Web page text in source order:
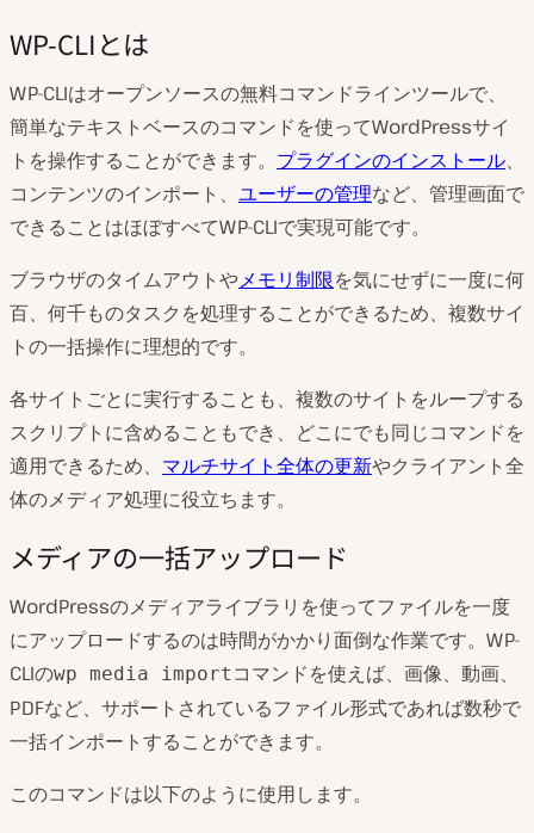
WP-CLIとは
WP-CLIはオープンソースの無料コマンドラインツールで、
簡単なテキストベースのコマンドを使ってWordPressサイ
トを操作することができます。 プラグインのインストール、
コンテンツのインポート、 ユーザーの管理など、管理画面で
できることはほぼすべてWP-CLIで実現可能です。
ブラウザのタイムアウトやメモリ制限を気にせずに一度に何
百、何千ものタスクを処理することができるため、複数サイ
トの一括操作に理想的です。
各サイトごとに実行することも、複数のサイトをループする
スクリプトに含めることもでき、どこにでも同じコマンドを
適用できるため、 マルチサイト全体の更新やクライアント全
体のメディア処理に役立ちます。
メディアの一括アップロード
WordPressのメディアライブラリを使ってファイルを一度
にアップロードするのは時間がかかり面倒な作業です。WP-
CLIのwp media import コマンドを使えば、画像、動画、
PDFなど、サポートされているファイル形式であれば数秒で
一括インポートすることができます。
このコマンドは以下のように使用します。